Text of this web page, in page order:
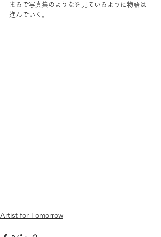
まるで写真集のようなを見ているように物語は
進んでいく。
Artist for Tomorrow